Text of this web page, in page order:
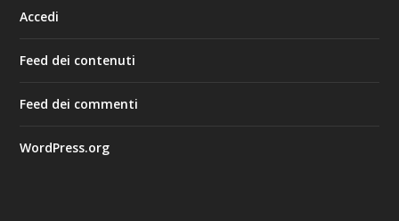
Accedi
Feed dei contenuti
Feed dei commenti
WordPress.org